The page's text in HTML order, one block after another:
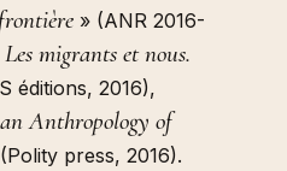
» (ANR 2016-
Les migrants et nous.
éditions, 2016),
Anthropology of
press, 2016).